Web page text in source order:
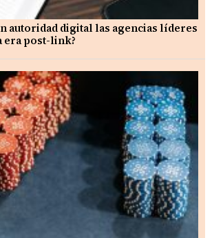
autoridad digital las agencias líderes
era post-link?